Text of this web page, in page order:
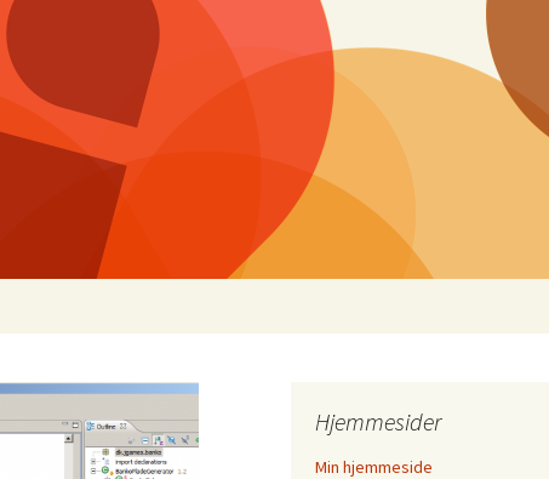
Hjemmesider
Min hjemmeside